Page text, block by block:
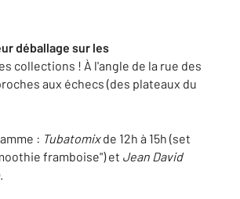
déballage sur les
collections ! À l'angle de la rue des
aux échecs (des plateaux du
: Tubatomixde 12h à 15h (set
framboise") et Jean David